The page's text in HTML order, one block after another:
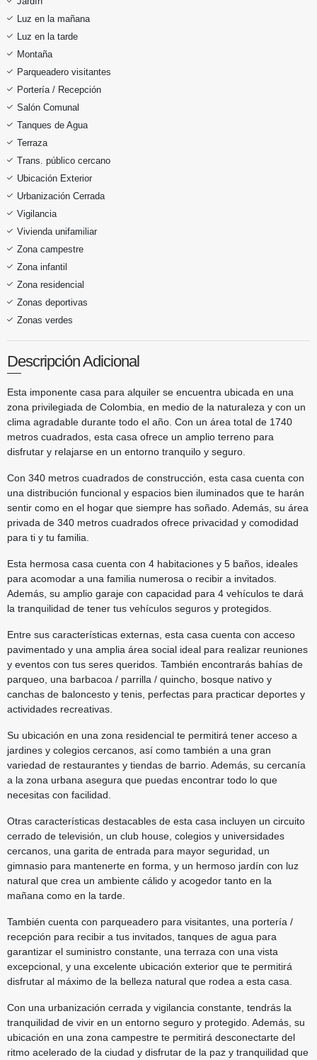
Luz en la mañana
Luz en la tarde
Montaña
Parqueadero visitantes
Portería / Recepción
Salón Comunal
Tanques de Agua
Terraza
Trans. público cercano
Ubicación Exterior
Urbanización Cerrada
Vigilancia
Vivienda unifamiliar
Zona campestre
Zona infantil
Zona residencial
Zonas deportivas
Zonas verdes
Descripción Adicional
Esta imponente casa para alquiler se encuentra ubicada en una
zona privilegiada de Colombia, en medio de la naturaleza y con un
clima agradable durante todo el año. Con un área total de 1740
metros cuadrados, esta casa ofrece un amplio terreno para
disfrutar y relajarse en un entorno tranquilo y seguro.
Con 340 metros cuadrados de construcción, esta casa cuenta con
una distribución funcional y espacios bien iluminados que te harán
sentir como en el hogar que siempre has soñado. Además, su área
privada de 340 metros cuadrados ofrece privacidad y comodidad
para ti y tu familia.
Esta hermosa casa cuenta con 4 habitaciones y 5 baños, ideales
para acomodar a una familia numerosa o recibir a invitados.
Además, su amplio garaje con capacidad para 4 vehículos te dará
la tranquilidad de tener tus vehículos seguros y protegidos.
Entre sus características externas, esta casa cuenta con acceso
pavimentado y una amplia área social ideal para realizar reuniones
y eventos con tus seres queridos. También encontrarás bahías de
parqueo, una barbacoa / parrilla / quincho, bosque nativo y
canchas de baloncesto y tenis, perfectas para practicar deportes y
actividades recreativas.
Su ubicación en una zona residencial te permitirá tener acceso a
jardines y colegios cercanos, así como también a una gran
variedad de restaurantes y tiendas de barrio. Además, su cercanía
a la zona urbana asegura que puedas encontrar todo lo que
necesitas con facilidad.
Otras características destacables de esta casa incluyen un circuito
cerrado de televisión, un club house, colegios y universidades
cercanos, una garita de entrada para mayor seguridad, un
gimnasio para mantenerte en forma, y un hermoso jardín con luz
natural que crea un ambiente cálido y acogedor tanto en la
mañana como en la tarde.
También cuenta con parqueadero para visitantes, una portería /
recepción para recibir a tus invitados, tanques de agua para
garantizar el suministro constante, una terraza con una vista
excepcional, y una excelente ubicación exterior que te permitirá
disfrutar al máximo de la belleza natural que rodea a esta casa.
Con una urbanización cerrada y vigilancia constante, tendrás la
tranquilidad de vivir en un entorno seguro y protegido. Además, su
ubicación en una zona campestre te permitirá desconectarte del
ritmo acelerado de la ciudad y disfrutar de la paz y tranquilidad que